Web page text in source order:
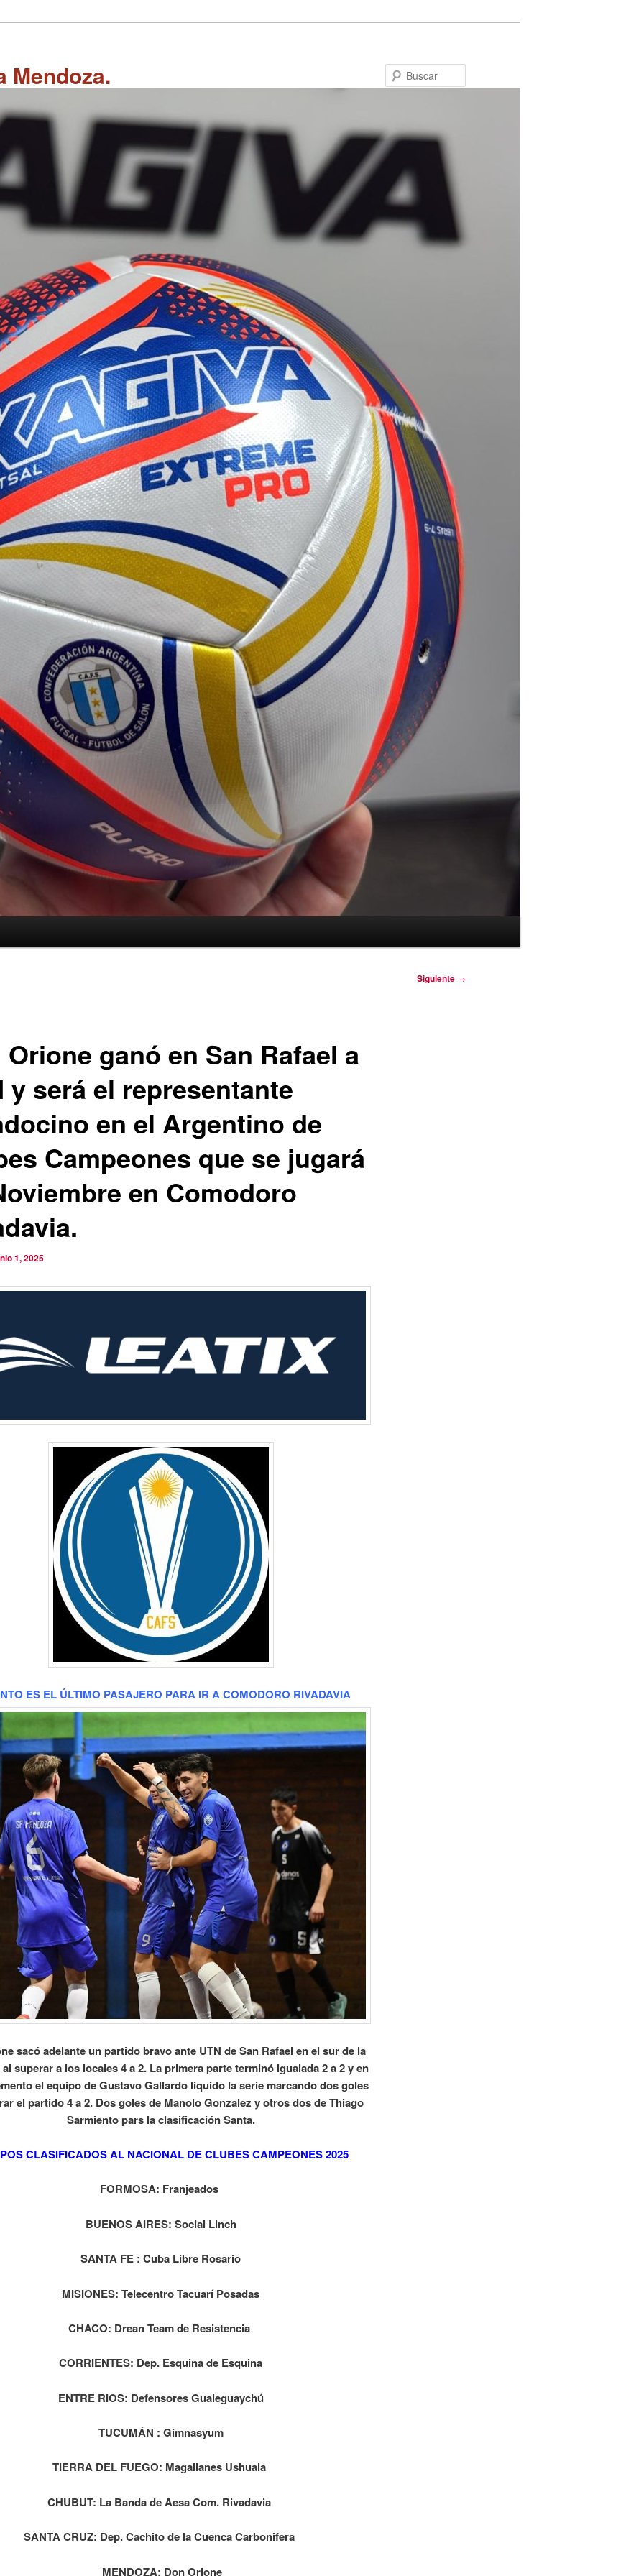
Mendoza.
Siguiente →
ganó en San Rafael a
y será el representante
en el Argentino de
Campeones que se jugará
en Comodoro
1, 2025
ES EL ÚLTIMO PASAJERO PARA IR A COMODORO RIVADAVIA
sacó adelante un partido bravo ante UTN de San Rafael en el sur de la
superar a los locales 4 a 2. La primera parte terminó igualada 2 a 2 y en
el equipo de Gustavo Gallardo liquido la serie marcando dos goles
el partido 4 a 2. Dos goles de Manolo Gonzalez y otros dos de Thiago
Sarmiento pars la clasificación Santa.
CLASIFICADOS AL NACIONAL DE CLUBES CAMPEONES 2025
FORMOSA: Franjeados
BUENOS AIRES: Social Linch
SANTA FE : Cuba Libre Rosario
MISIONES: Telecentro Tacuarí Posadas
CHACO: Drean Team de Resistencia
CORRIENTES: Dep. Esquina de Esquina
ENTRE RIOS: Defensores Gualeguaychú
TUCUMÁN : Gimnasyum
TIERRA DEL FUEGO: Magallanes Ushuaia
CHUBUT: La Banda de Aesa Com. Rivadavia
SANTA CRUZ: Dep. Cachito de la Cuenca Carbonifera
MENDOZA: Don Orione